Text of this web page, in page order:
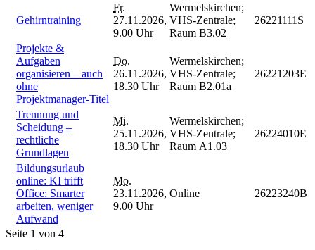
Gehirntraining
Fr.
27.11.2026,
9.00 Uhr
Wermelskirchen;
VHS-Zentrale;
Raum B3.02
26221111S
Projekte &
Aufgaben
organisieren – auch
ohne
Projektmanager-Titel
Do.
26.11.2026,
18.30 Uhr
Wermelskirchen;
VHS-Zentrale;
Raum B2.01a
26221203E
Trennung und
Scheidung –
rechtliche
Grundlagen
Mi.
25.11.2026,
18.30 Uhr
Wermelskirchen;
VHS-Zentrale;
Raum A1.03
26224010E
Bildungsurlaub
online: KI trifft
Office: Smarter
arbeiten, weniger
Aufwand
Mo.
23.11.2026,
9.00 Uhr
Online 26223240B
Seite 1 von 4